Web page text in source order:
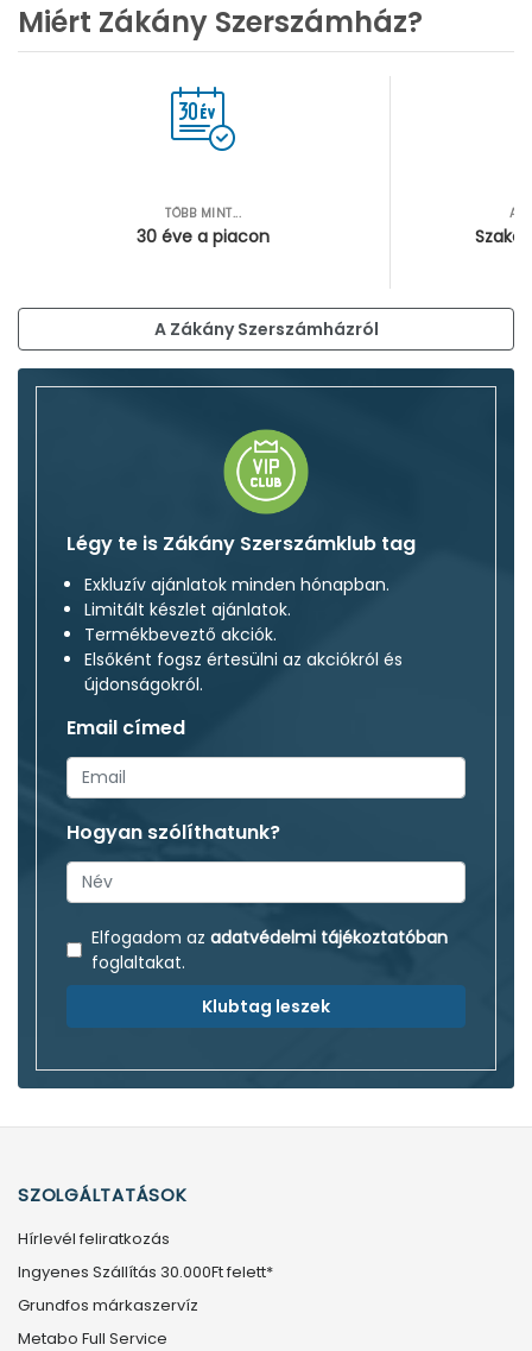
Miért Zákány Szerszámház?
TÖBB MINT...
30 éve a piacon
A Zákány Szerszámházról
Légy te is Zákány Szerszámklub tag
Exkluzív ajánlatok minden hónapban.
Limitált készlet ajánlatok.
Termékbeveztő akciók.
Elsőként fogsz értesülni az akciókról és
újdonságokról.
Email címed
Hogyan szólíthatunk?
Elfogadom az adatvédelmi tájékoztatóban
foglaltakat.
Klubtag leszek
SZOLGÁLTATÁSOK
Hírlevél feliratkozás
Ingyenes Szállítás 30.000Ft felett*
Grundfos márkaszervíz
Metabo Full Service